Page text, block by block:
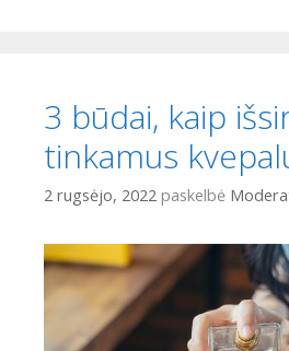
3 būdai, kaip
tinkamus
2 rugsėjo, 2022 paskelbė